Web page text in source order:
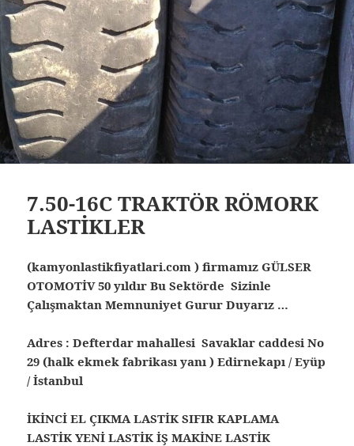
7.50-16C TRAKTÖR RÖMORK
LASTİKLER
(kamyonlastikfiyatlari.com ) firmamız GÜLSER
OTOMOTİV 50 yıldır Bu Sektörde Sizinle
Çalışmaktan Memnuniyet Gurur Duyarız …
Adres : Defterdar mahallesi Savaklar caddesi No
29 (halk ekmek fabrikası yanı ) Edirnekapı / Eyüp
/ İstanbul
İKİNCİ EL ÇIKMA LASTİK SIFIR KAPLAMA
LASTİK YENİ LASTİK İŞ MAKİNE LASTİK